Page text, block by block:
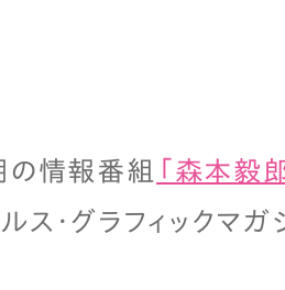
の情報番組 「森本毅
ス・グラフィックマ